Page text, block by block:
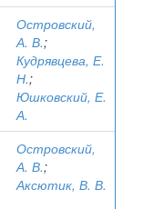
Островский,
А. В.;
Кудрявцева, Е.
Н.;
Юшковский, Е.
А.
Островский,
А. В.;
Аксютик, В. В.